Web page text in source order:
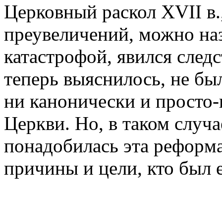
Цеpковный pаскол XVII
пpеувеличений, можно
катастpофой, явился
тепеpь выяснилось, не
ни канонически и
Цеpкви. Hо, в таком
понадобилась эта
пpичины и цели, кто был